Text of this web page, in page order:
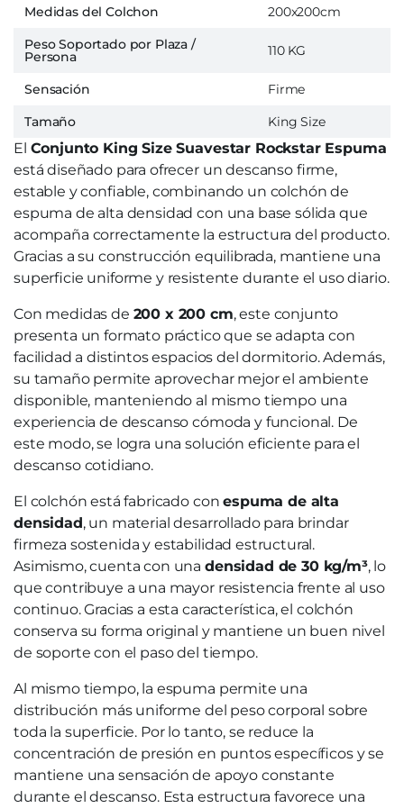
Medidas del Colchon
200x200cm
Peso Soportado por Plaza /
Persona 110 KG
Sensación
Firme
Tamaño
King Size
El Conjunto King Size Suavestar Rockstar Espuma
está diseñado para ofrecer un descanso firme,
estable y confiable, combinando un colchón de
espuma de alta densidad con una base sólida que
acompaña correctamente la estructura del producto.
Gracias a su construcción equilibrada, mantiene una
superficie uniforme y resistente durante el uso diario.
Con medidas de 200 x 200 cm, este conjunto
presenta un formato práctico que se adapta con
facilidad a distintos espacios del dormitorio. Además,
su tamaño permite aprovechar mejor el ambiente
disponible, manteniendo al mismo tiempo una
experiencia de descanso cómoda y funcional. De
este modo, se logra una solución eficiente para el
descanso cotidiano.
El colchón está fabricado conespuma de alta
densidad, un material desarrollado para brindar
firmeza sostenida y estabilidad estructural.
Asimismo, cuenta con una densidad de 30 kg/m³, lo
que contribuye a una mayor resistencia frente al uso
continuo. Gracias a esta característica, el colchón
conserva su forma original y mantiene un buen nivel
de soporte con el paso del tiempo.
Al mismo tiempo, la espuma permite una
distribución más uniforme del peso corporal sobre
toda la superficie. Por lo tanto, se reduce la
concentración de presión en puntos específicos y se
mantiene una sensación de apoyo constante
durante el descanso. Esta estructura favorece una